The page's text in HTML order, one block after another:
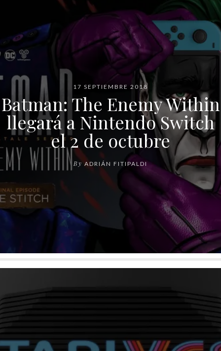
17 SEPTIEMBRE 2018
Batman: The Enemy Within
llegará a Nintendo Switch
el 2 de octubre
By ADRIÁN FITIPALDI